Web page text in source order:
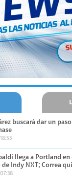
buscará dar un
llega a Portland en
Indy NXT; Correa